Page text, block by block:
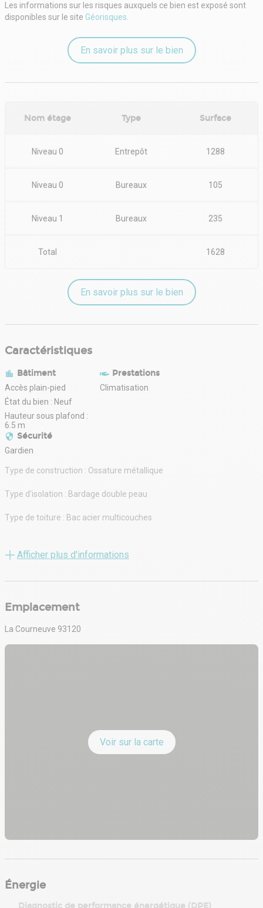
Les informations sur les risques auxquels ce bien est exposé sont
disponibles sur le site Géorisques.
En savoir plus sur le bien
Nom étage Type Surface
Niveau 0 Entrepôt 1288
Niveau 0 Bureaux 105
Niveau 1 Bureaux 235
Total 1628
En savoir plus sur le bien
Caractéristiques
Bâtiment
Accès plain-pied
État du bien : Neuf
Hauteur sous plafond :
6.5 m
Prestations
Climatisation
Sécurité
Gardien
Type de construction : Ossature métallique
Type d'isolation : Bardage double peau
Type de toiture : Bac acier multicouches
Entrepot isolé : oui
Accès plain pied : 2
Afficher plus d'informations
Emplacement
La Courneuve 93120
Voir sur la carte
Énergie
Diagnostic de performance énergétique (DPE)